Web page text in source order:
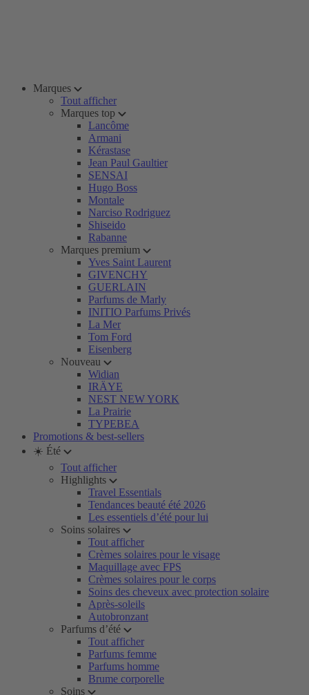
Marques
Tout afficher
Marques top
Lancôme
Armani
Kérastase
Jean Paul Gaultier
SENSAI
Hugo Boss
Montale
Narciso Rodriguez
Shiseido
Rabanne
Marques premium
Yves Saint Laurent
GIVENCHY
GUERLAIN
Parfums de Marly
INITIO Parfums Privés
La Mer
Tom Ford
Eisenberg
Nouveau
Widian
IRÄYE
NEST NEW YORK
La Prairie
TYPEBEA
Promotions & best-sellers
☀️ Été
Tout afficher
Highlights
Travel Essentials
Tendances beauté été 2026
Les essentiels d’été pour lui
Soins solaires
Tout afficher
Crèmes solaires pour le visage
Maquillage avec FPS
Crèmes solaires pour le corps
Soins des cheveux avec protection solaire
Après-soleils
Autobronzant
Parfums d’été
Tout afficher
Parfums femme
Parfums homme
Brume corporelle
Soins